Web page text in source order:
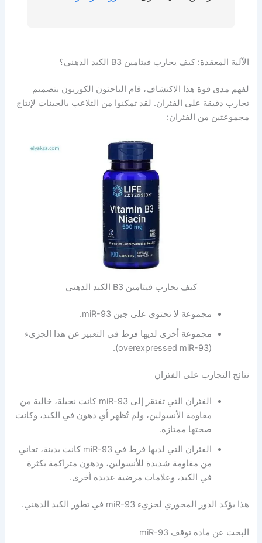
الآلية المعقدة: كيف يحارب فيتامين B3 الكبد الدهني؟
لفهم مدى قوة هذا الاكتشاف، قام الباحثون الكوريون بتصميم
تجارب دقيقة على الفئران. لقد تمكنوا من التلاعب بالجينات لإنتاج
مجموعتين من الفئران:
كيف يحارب فيتامين B3 الكبد الدهني
مجموعة لا تحتوي على جين miR-93.
مجموعة أخرى لديها فرط في التعبير عن هذا الجزيء
(overexpressed miR-93).
نتائج التجارب على الفئران
الفئران التي تفتقر إلى miR-93 كانت نحيلة، خالية من
مقاومة الأنسولين، ولم تُظهر أي دهون في الكبد، وكانت
صحتها ممتازة.
الفئران التي لديها فرط في miR-93 كانت بدينة، تعاني
من مقاومة شديدة للأنسولين، ودهون متراكمة بكثرة
في الكبد، وعلامات مرضية عديدة أخرى.
هذا يؤكد الدور المحوري لجزيء miR-93 في تطور الكبد الدهني.
البحث عن مادة توقف miR-93